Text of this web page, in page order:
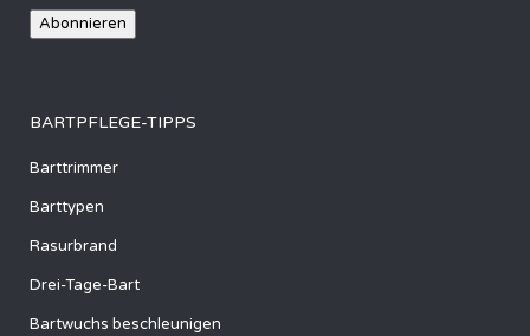
Abonnieren
BARTPFLEGE-TIPPS
Barttrimmer
Barttypen
Rasurbrand
Drei-Tage-Bart
Bartwuchs beschleunigen